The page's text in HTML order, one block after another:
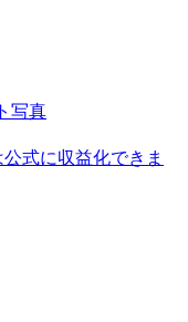
式に収益化できま